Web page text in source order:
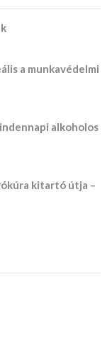
a munkavédelmi
alkoholos
kitartó útja –